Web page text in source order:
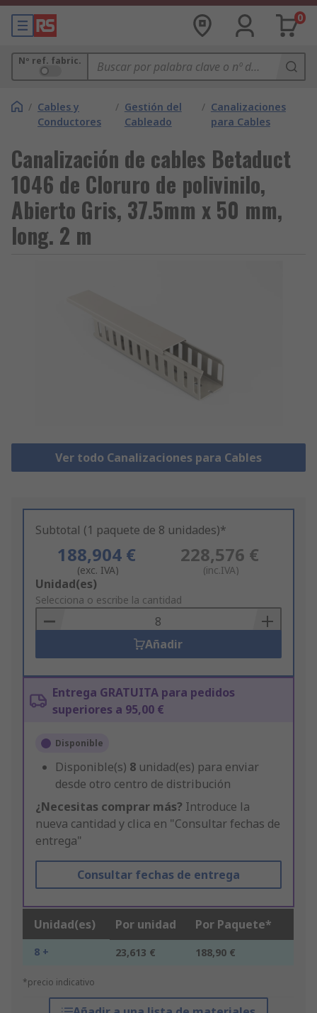
0
Nº ref. fabric.
/ Cables y
Conductores
/ Gestión del
Cableado
/ Canalizaciones
para Cables
Canalización de cables Betaduct
1046 de Cloruro de polivinilo,
Abierto Gris, 37.5mm x 50 mm,
long. 2 m
Ver todo Canalizaciones para Cables
Subtotal (1 paquete de 8 unidades)*
188,904 €
(exc. IVA)
228,576 €
(inc.IVA)
Add
to
Basket
Unidad(es)
Selecciona o escribe la cantidad
Añadir
Entrega GRATUITA para pedidos
superiores a 95,00 €
Disponible
Disponible(s) 8 unidad(es) para enviar
desde otro centro de distribución
¿Necesitas comprar más? Introduce la
nueva cantidad y clica en "Consultar fechas de
entrega"
Consultar fechas de entrega
Unidad(es) Por unidad Por Paquete*
8 + 23,613 € 188,90 €
*precio indicativo